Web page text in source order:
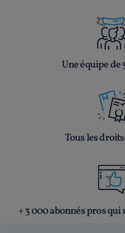
Une équipe de
Tous les
+ 3 000 abonnés pros